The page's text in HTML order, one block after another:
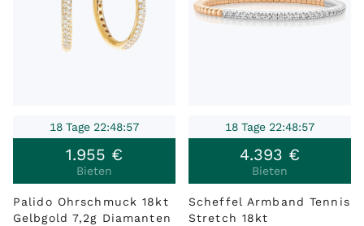
18 Tage 22:48:57
1.955 €
Bieten
Palido Ohrschmuck 18kt
Gelbgold 7,2g Diamanten
18 Tage 22:48:57
4.393 €
Bieten
Scheffel Armband Tennis
Stretch 18kt